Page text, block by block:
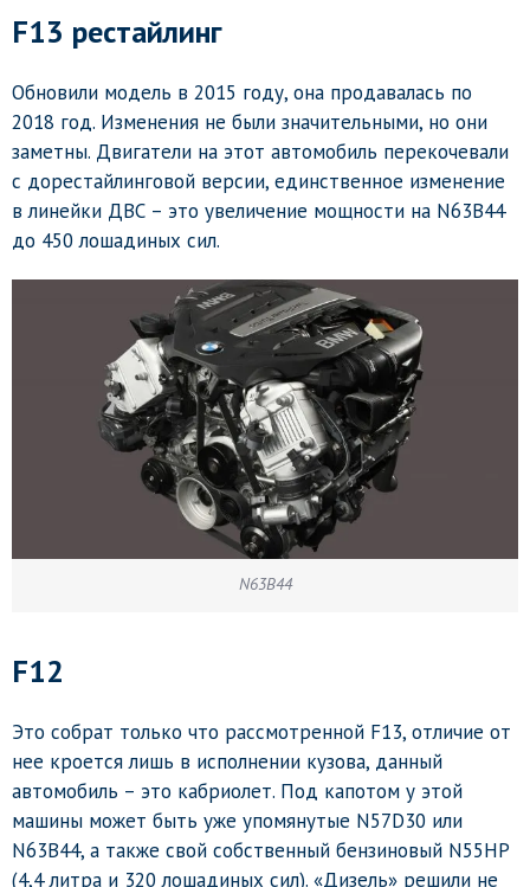
F13 рестайлинг
Обновили модель в 2015 году, она продавалась по
2018 год. Изменения не были значительными, но они
заметны. Двигатели на этот автомобиль перекочевали
с дорестайлинговой версии, единственное изменение
в линейки ДВС – это увеличение мощности на N63B44
до 450 лошадиных сил.
N63B44
F12
Это собрат только что рассмотренной F13, отличие от
нее кроется лишь в исполнении кузова, данный
автомобиль – это кабриолет. Под капотом у этой
машины может быть уже упомянутые N57D30 или
N63B44, а также свой собственный бензиновый N55HP
(4,4 литра и 320 лошадиных сил). «Дизель» решили не